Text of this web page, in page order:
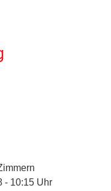
- 10:15 Uhr